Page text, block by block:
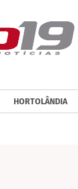
HORTOLÂNDIA